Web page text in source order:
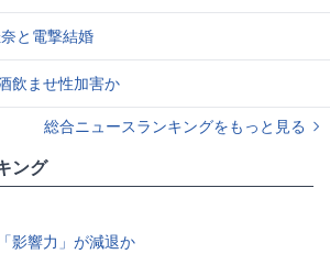
と電撃結婚
飲ませ性加害か
総合ニュースランキングをもっと見る
ング
影響力」が減退か